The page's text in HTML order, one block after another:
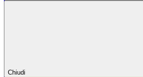
Chiudi